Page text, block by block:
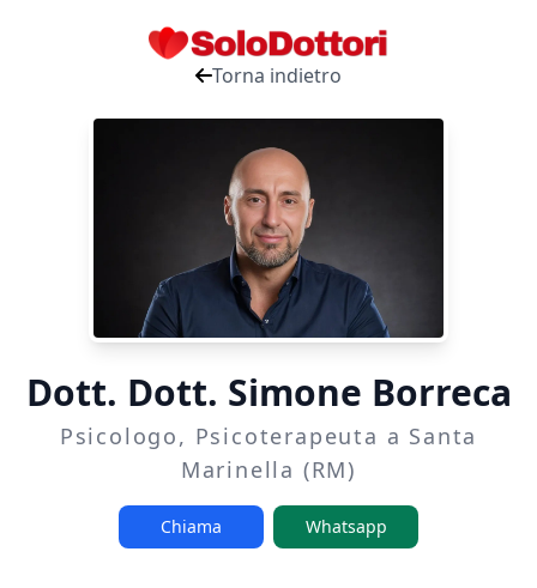
Torna indietro
Dott. Dott. Simone Borreca
Psicologo, Psicoterapeuta a Santa
Marinella (RM)
Chiama Whatsapp